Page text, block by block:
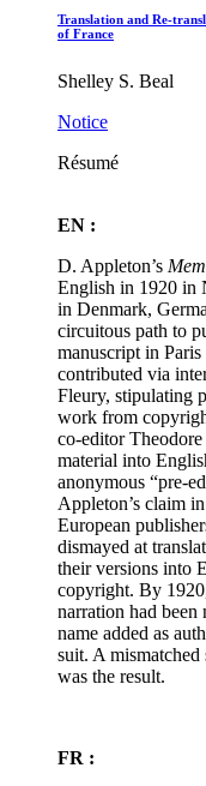
Translation and Re-
of France
Shelley S. Beal
Notice
Résumé
EN :
D. Appleton’s
English in 1920 in
in Denmark,
circuitous path to
manuscript in
contributed via
Fleury, stipulating
work from
co-editor
material into
anonymous “pre-
Appleton’s claim
European
dismayed at
their versions into
copyright. By
narration had been
name added as
suit. A
was the result.
FR :